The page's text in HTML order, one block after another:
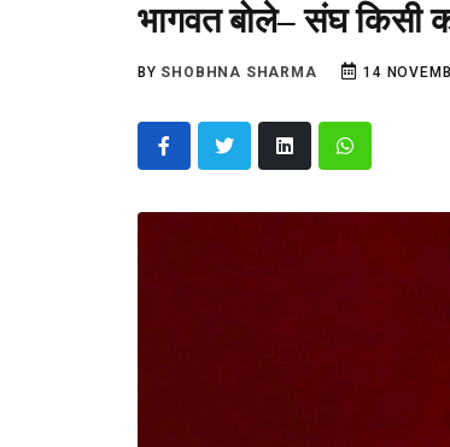
भागवत बोले– संघ किसी
BY SHOBHNA SHARMA 14